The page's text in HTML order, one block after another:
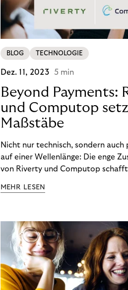
BLOG TECHNOLOGIE
Dez. 11, 2023 5 min
Beyond Payments:
und Computop
Maßstäbe
Nicht nur technisch, sondern
auf einer Wellenlänge: Die enge
von Riverty und Computop
Zahlungsabwicklung echte
MEHR LESEN